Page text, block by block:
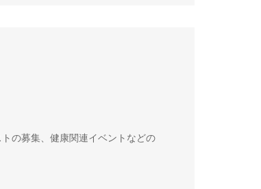
の募集、健康関連イベントなどの